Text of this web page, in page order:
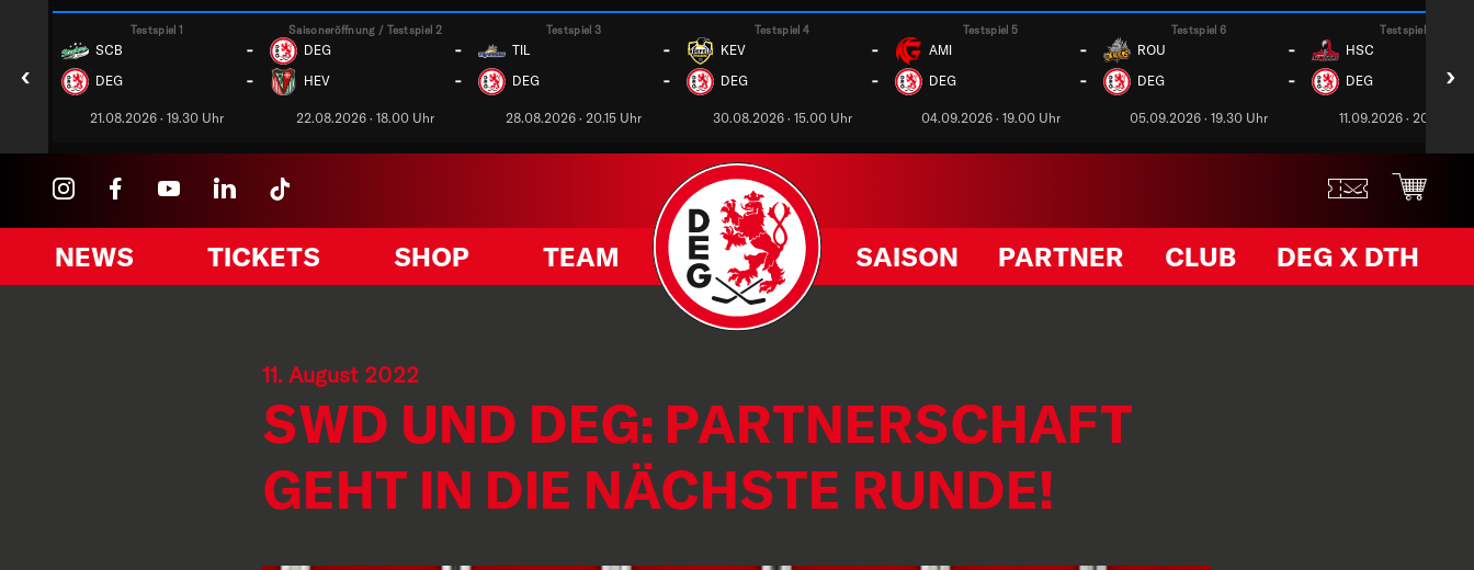
‹
Testspiel 1
SCB -
DEG -
21.08.2026 · 19.30 Uhr
Saisoneröffnung / Testspiel 2
DEG -
HEV -
22.08.2026 · 18.00 Uhr
Testspiel 3
TIL -
DEG -
28.08.2026 · 20.15 Uhr
Testspiel 4
KEV -
DEG -
30.08.2026 · 15.00 Uhr
Testspiel 5
AMI -
DEG -
04.09.2026 · 19.00 Uhr
Testspiel 6
ROU -
DEG -
05.09.2026 · 19.30 Uhr
Testspiel 7
HSC
DEG
11.09.2026 · 20.00 Uhr
›
NEWS TICKETS SHOP TEAM SAISON PARTNER CLUB DEG X DTH
11. August 2022
SWD UND DEG: PARTNERSCHAFT
GEHT IN DIE NÄCHSTE RUNDE!